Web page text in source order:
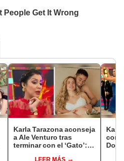
Karla Tarazona aconseja
a Ale Venturo tras
terminar con el ‘Gato’:
LEER MÁS
con